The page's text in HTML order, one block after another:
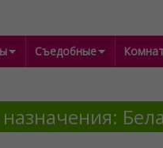
Съедобные